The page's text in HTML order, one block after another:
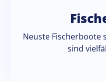
Neuste Fischerboote
sind